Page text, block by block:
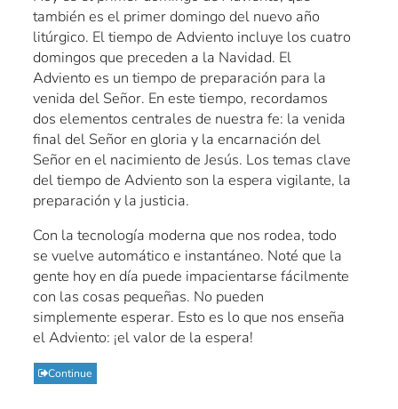
también es el primer domingo del nuevo año
litúrgico. El tiempo de Adviento incluye los cuatro
domingos que preceden a la Navidad. El
Adviento es un tiempo de preparación para la
venida del Señor. En este tiempo, recordamos
dos elementos centrales de nuestra fe: la venida
final del Señor en gloria y la encarnación del
Señor en el nacimiento de Jesús. Los temas clave
del tiempo de Adviento son la espera vigilante, la
preparación y la justicia.
Con la tecnología moderna que nos rodea, todo
se vuelve automático e instantáneo. Noté que la
gente hoy en día puede impacientarse fácilmente
con las cosas pequeñas. No pueden
simplemente esperar. Esto es lo que nos enseña
el Adviento: ¡el valor de la espera!
Continue